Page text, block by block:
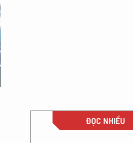
ĐỌC NHIỀU